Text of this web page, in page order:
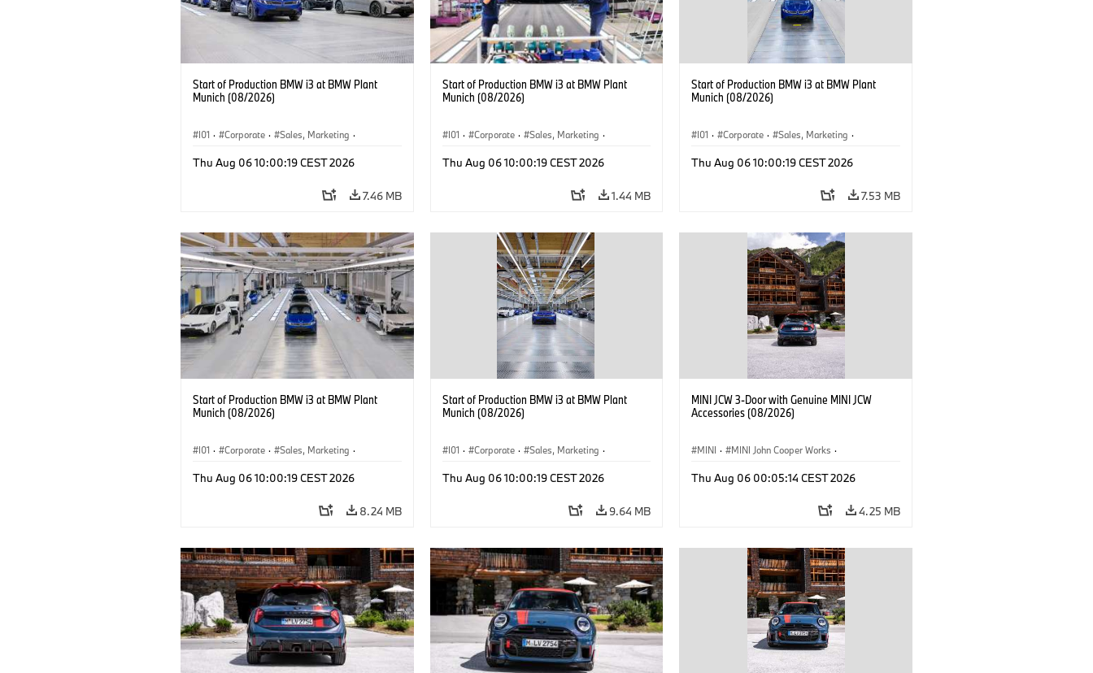
Start of Production BMW i3 at BMW Plant
Munich (08/2026)
I01 · Corporate · Sales, Marketing ·
Thu Aug 06 10:00:19 CEST 2026
7.46 MB
Start of Production BMW i3 at BMW Plant
Munich (08/2026)
I01 · Corporate · Sales, Marketing ·
Thu Aug 06 10:00:19 CEST 2026
1.44 MB
Start of Production BMW i3 at BMW Plant
Munich (08/2026)
I01 · Corporate · Sales, Marketing ·
Thu Aug 06 10:00:19 CEST 2026
7.53 MB
Start of Production BMW i3 at BMW Plant
Munich (08/2026)
I01 · Corporate · Sales, Marketing ·
Thu Aug 06 10:00:19 CEST 2026
8.24 MB
Start of Production BMW i3 at BMW Plant
Munich (08/2026)
I01 · Corporate · Sales, Marketing ·
Thu Aug 06 10:00:19 CEST 2026
9.64 MB
MINI JCW 3-Door with Genuine MINI JCW
Accessories (08/2026)
MINI · MINI John Cooper Works ·
Optional Extras, Accessories
Thu Aug 06 00:05:14 CEST 2026
4.25 MB